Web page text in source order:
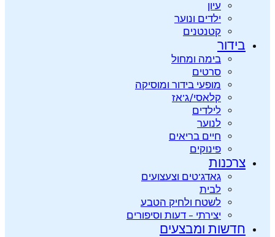
עיון
ילדים ונוער
קטנטנים
בידור
בימה ומחול
סרטים
מופעי בידור ומוסיקה
קלאסי/ג’אז
לילדים
לנוער
חיים בריאים
פינוקים
צרכנות
גאדג’טים וצעצועים
לבית
לשטח ולחיק הטבע
יצירתי – דעות וסיפורים
חדשות ומבצעים